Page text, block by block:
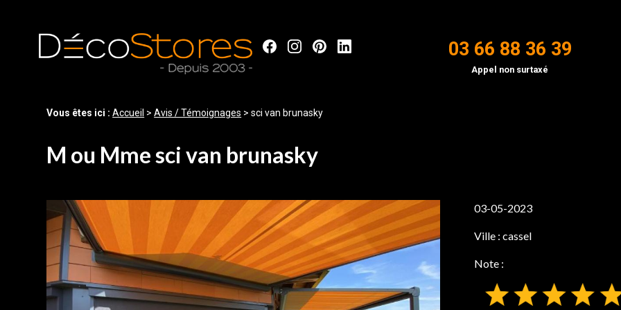
03 66 88 36 39
Appel non surtaxé
Vous êtes ici :Accueil >Avis / Témoignages >sci van brunasky
M ou Mme sci van brunasky
03-05-2023
Ville : cassel
Note :